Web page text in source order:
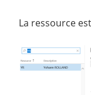
La ressource